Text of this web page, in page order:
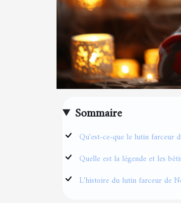
Sommaire
Qu'est-ce-que le lutin farceur
Quelle est la légende et les
L'histoire du lutin farceur de